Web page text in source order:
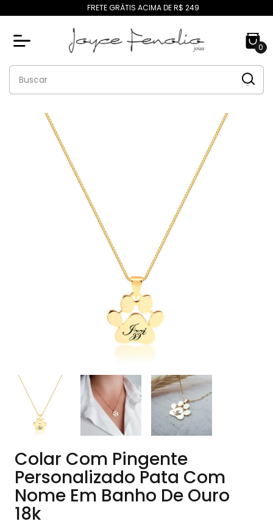
FRETE GRÁTIS ACIMA DE R$ 249
0
Colar Com Pingente
Personalizado Pata Com
Nome Em Banho De Ouro
18k